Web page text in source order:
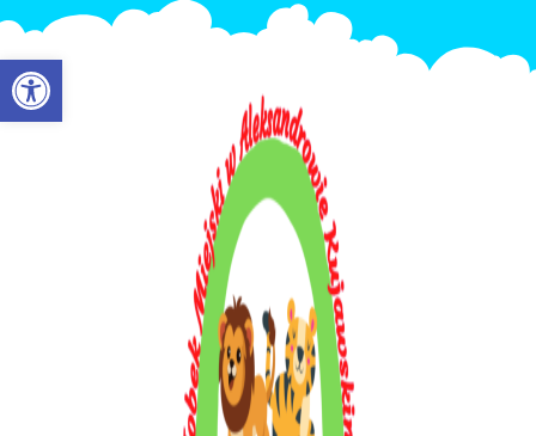
Otwórz pasek narzędzi